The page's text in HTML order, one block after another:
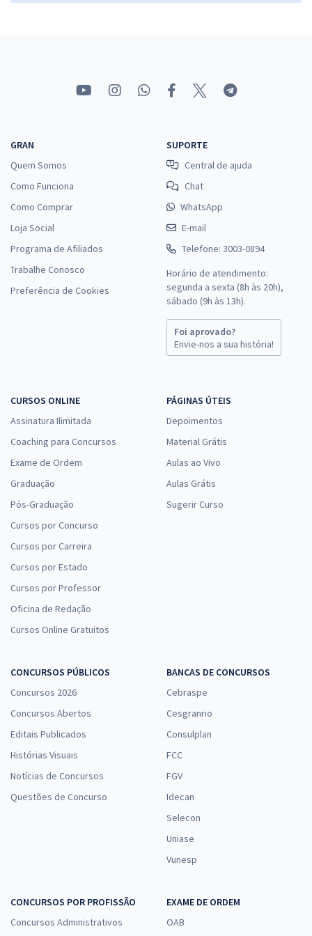
à vista
27,99
Economize R$ 83,98 (-20%)
Comprar
GRAN
Quem Somos
Como Funciona
Como Comprar
Loja Social
Programa de Afiliados
Trabalhe Conosco
Preferência de Cookies
SUPORTE
Central de ajuda
Chat
WhatsApp
E-mail
Telefone: 3003-0894
Horário de atendimento:
segunda a sexta (8h às 20h),
sábado (9h às 13h).
Foi aprovado?
Envie-nos a sua história!
CURSOS ONLINE
Assinatura Ilimitada
Coaching para Concursos
Exame de Ordem
Graduação
Pós-Graduação
Cursos por Concurso
Cursos por Carreira
Cursos por Estado
Cursos por Professor
Oficina de Redação
Cursos Online Gratuitos
PÁGINAS ÚTEIS
Depoimentos
Material Grátis
Aulas ao Vivo
Aulas Grátis
Sugerir Curso
CONCURSOS PÚBLICOS
Concursos 2026
Concursos Abertos
Editais Publicados
Histórias Visuais
Notícias de Concursos
Questões de Concurso
BANCAS DE CONCURSOS
Cebraspe
Cesgranrio
Consulplan
FCC
FGV
Idecan
Selecon
Uniase
Vunesp
CONCURSOS POR PROFISSÃO
Concursos Administrativos
EXAME DE ORDEM
OAB